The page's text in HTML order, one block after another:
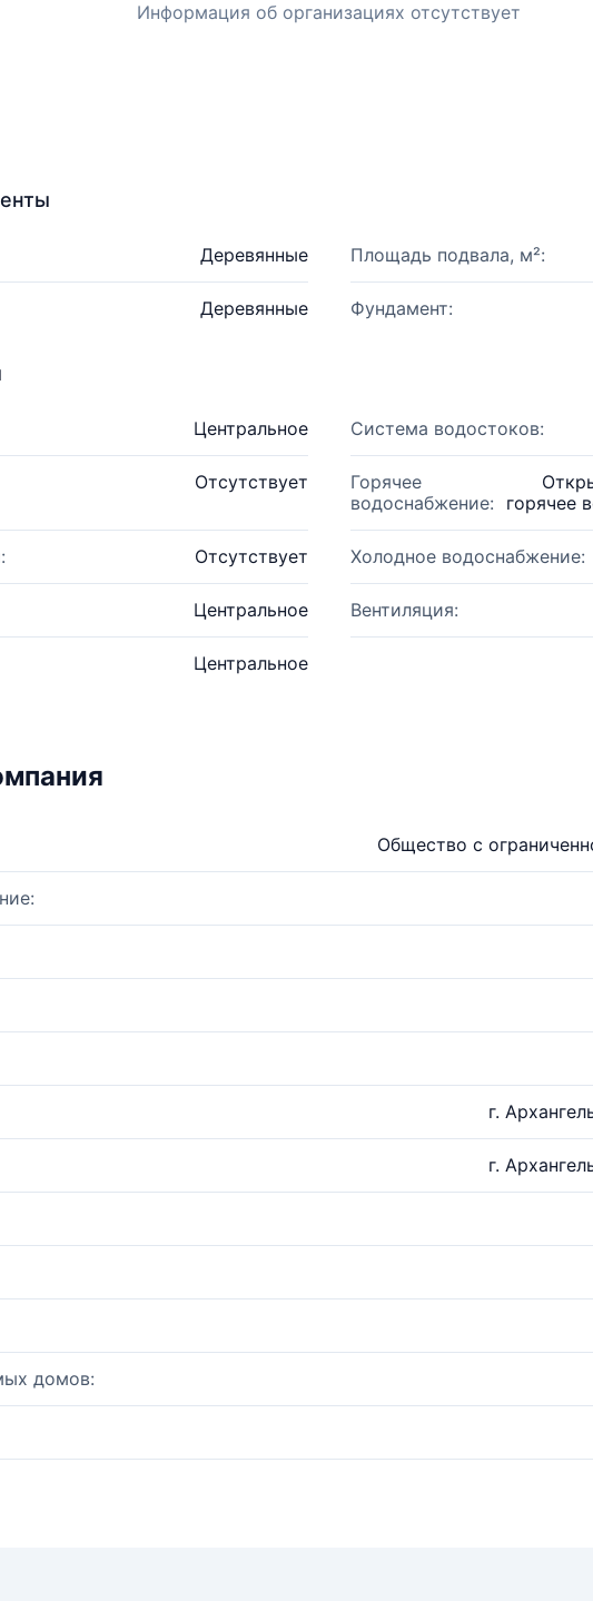
Информация об организациях отсутствует
Деревянные Площадь подвала, м²:
Деревянные Фундамент:
Центральное Система водостоков:
Отсутствует
Горячее
водоснабжение:
горячее
Отсутствует Холодное водоснабжение:
Центральное Вентиляция:
Центральное
Общество с
г.
г.
домов: